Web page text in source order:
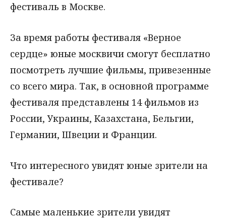
фестиваль в Москве.
За время работы фестиваля «Верное
сердце» юные москвичи смогут бесплатно
посмотреть лучшие фильмы, привезенные
со всего мира. Так, в основной программе
фестиваля представлены 14 фильмов из
России, Украины, Казахстана, Бельгии,
Германии, Швеции и Франции.
Что интересного увидят юные зрители на
фестивале?
Самые маленькие зрители увидят